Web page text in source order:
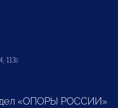
113)
«ОПОРЫ РОССИИ»